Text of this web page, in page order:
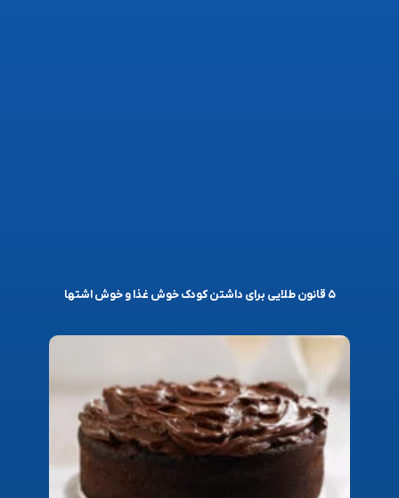
۵ قانون طلایی برای داشتن کودک خوش غذا و خوش اشتها